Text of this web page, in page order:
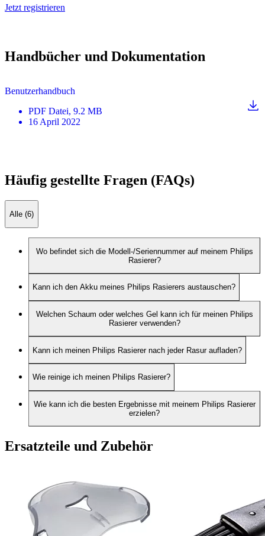
Jetzt registrieren
Handbücher und Dokumentation
Benutzerhandbuch
PDF Datei, 9.2 MB
16 April 2022
Häufig gestellte Fragen (FAQs)
Alle (6)
Wo befindet sich die Modell-/Seriennummer auf meinem Philips
Rasierer?
Kann ich den Akku meines Philips Rasierers austauschen?
Welchen Schaum oder welches Gel kann ich für meinen Philips
Rasierer verwenden?
Kann ich meinen Philips Rasierer nach jeder Rasur aufladen?
Wie reinige ich meinen Philips Rasierer?
Wie kann ich die besten Ergebnisse mit meinem Philips Rasierer
erzielen?
Ersatzteile und Zubehör